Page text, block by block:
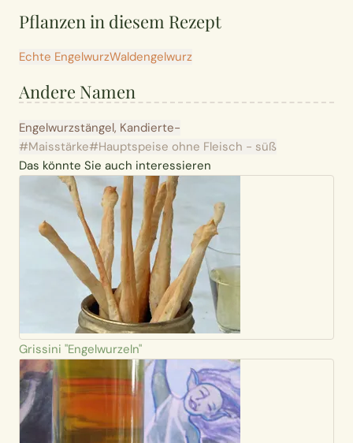
Pflanzen in diesem Rezept
Echte EngelwurzWaldengelwurz
Andere Namen
Engelwurzstängel, Kandierte-
#Maisstärke#Hauptspeise ohne Fleisch - süß
Das könnte Sie auch interessieren
Grissini "Engelwurzeln"